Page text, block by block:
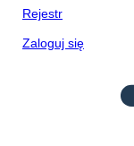
Rejestr
Zaloguj się